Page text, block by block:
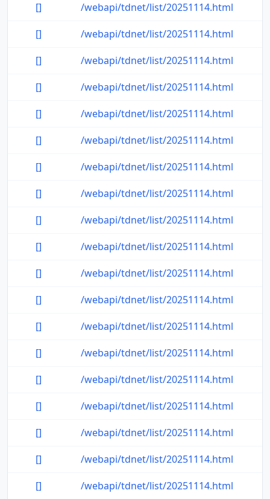
[]
/webapi/tdnet/list/20251114.html
[]
/webapi/tdnet/list/20251114.html
[]
/webapi/tdnet/list/20251114.html
[]
/webapi/tdnet/list/20251114.html
[]
/webapi/tdnet/list/20251114.html
[]
/webapi/tdnet/list/20251114.html
[]
/webapi/tdnet/list/20251114.html
[]
/webapi/tdnet/list/20251114.html
[]
/webapi/tdnet/list/20251114.html
[]
/webapi/tdnet/list/20251114.html
[]
/webapi/tdnet/list/20251114.html
[]
/webapi/tdnet/list/20251114.html
[]
/webapi/tdnet/list/20251114.html
[]
/webapi/tdnet/list/20251114.html
[]
/webapi/tdnet/list/20251114.html
[]
/webapi/tdnet/list/20251114.html
[]
/webapi/tdnet/list/20251114.html
[]
/webapi/tdnet/list/20251114.html
[]
/webapi/tdnet/list/20251114.html